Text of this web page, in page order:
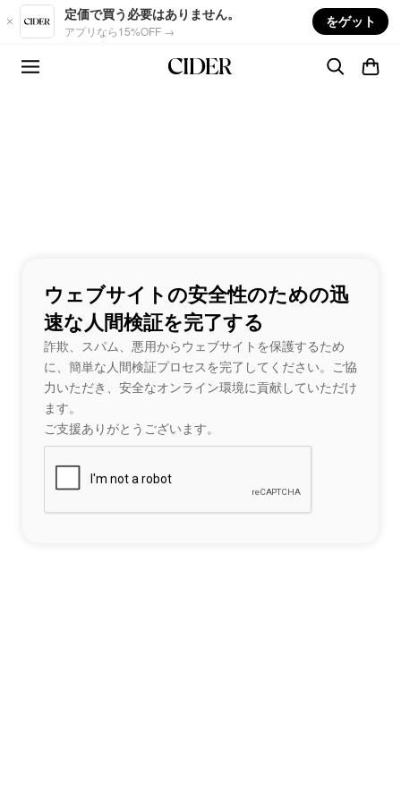
Skip to main content
定価で買う必要はありません。
アプリなら15%OFF →
をゲット
ウェブサイトの安全性のための迅
速な人間検証を完了する
詐欺、スパム、悪用からウェブサイトを保護するため
に、簡単な人間検証プロセスを完了してください。ご協
力いただき、安全なオンライン環境に貢献していただけ
ます。
ご支援ありがとうございます。